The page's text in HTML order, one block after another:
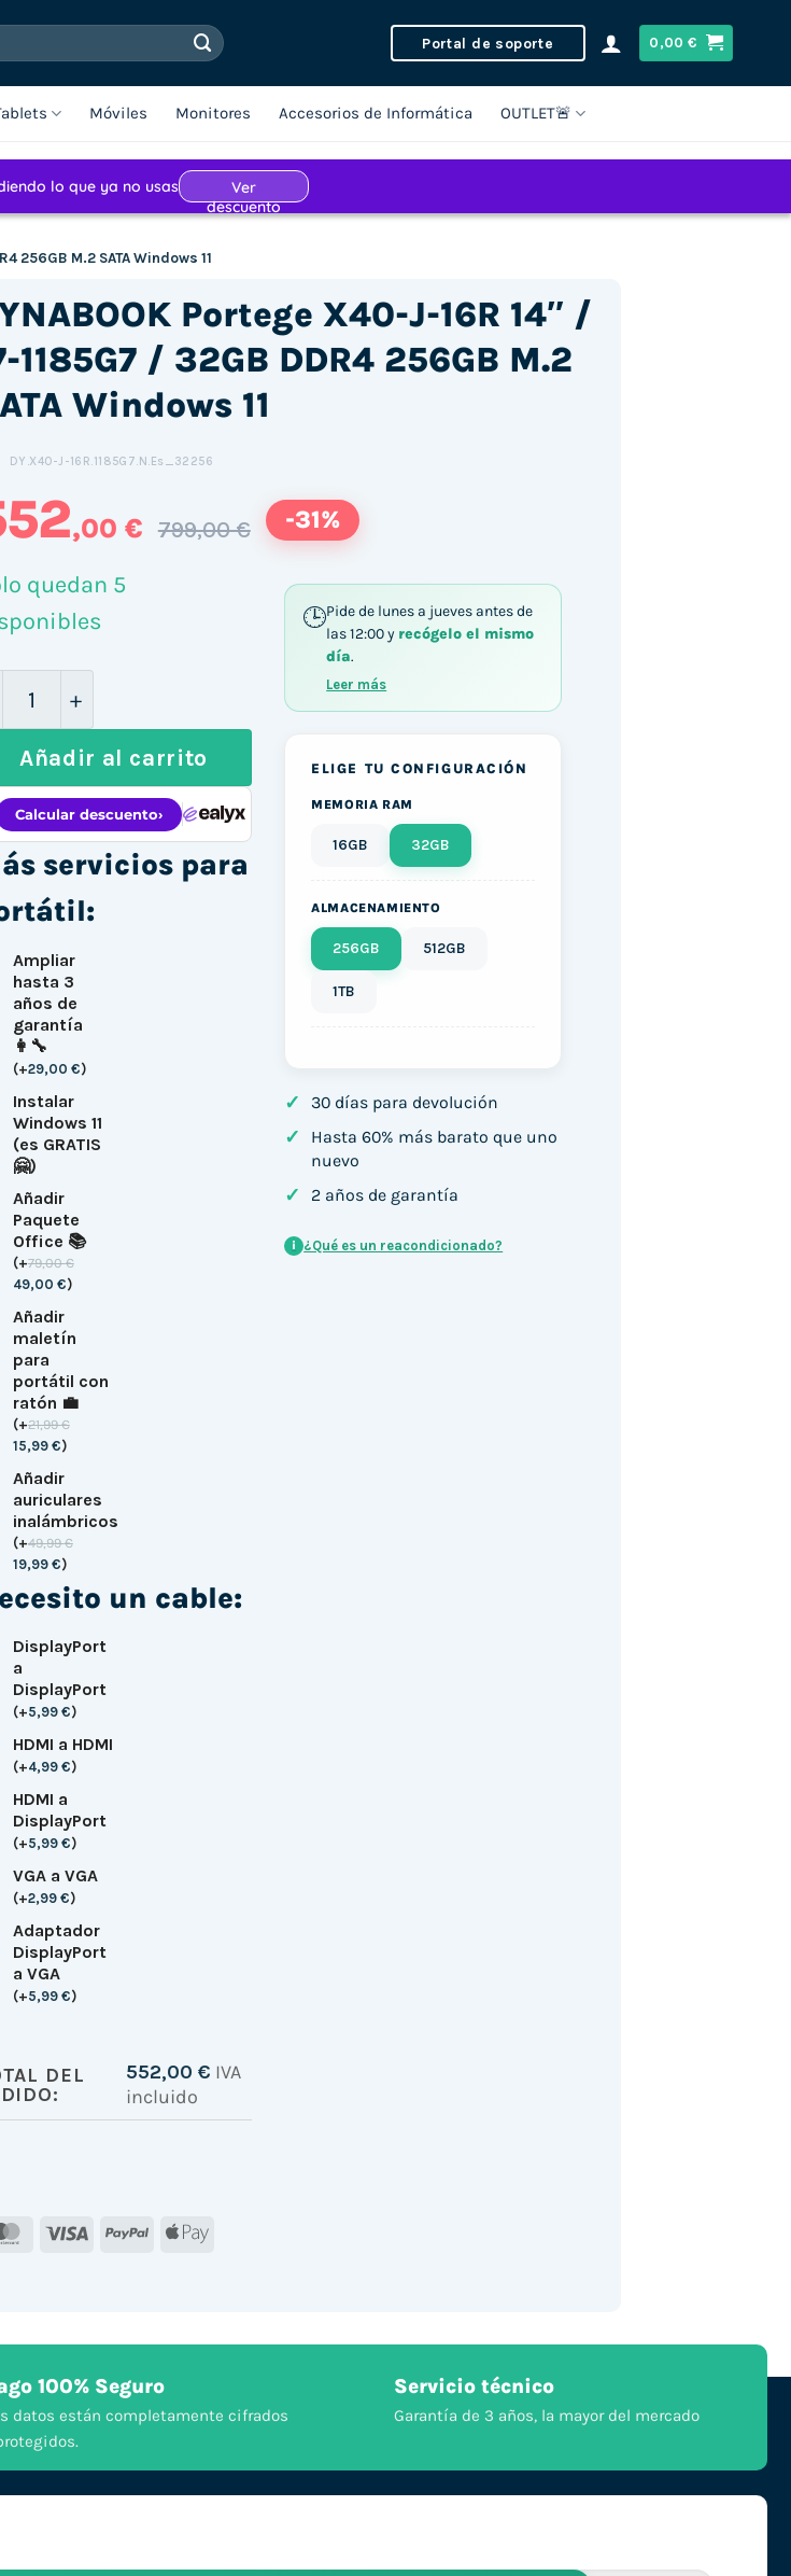
Portal de soporte 0,00€
Móviles Monitores Accesorios de Informática OUTLET🚨
256GB M.2 SATA Windows 11
Portege X40-J-16R 14″ /
1185G7 / 32GB DDR4 256GB M.2
Windows 11
DY.X40-J-16R.1185G7.N.Es_32256
,00 € 799,00 € -31%
quedan 5
Portege X40-J-16R 14" / i7-1185G7 / 32GB DDR4 256GB M.2 SATA
Añadir al carrito
servicios para
Ampliar
hasta 3
años de
garantía
👩‍🔧
(+29,00 €)
Instalar
Windows 11
(es GRATIS
🤗)
Añadir
Paquete
Office 📚
(+79,00€
49,00 €)
Añadir
maletín
para
portátil con
ratón 💼
(+21,99€
15,99 €)
Añadir
auriculares
inalámbricos
(+49,99€
19,99 €)
un cable:
DisplayPort
a
DisplayPort
(+5,99 €)
HDMI a HDMI
(+4,99 €)
HDMI a
DisplayPort
(+5,99 €)
VGA a VGA
(+2,99 €)
Adaptador
DisplayPort
a VGA
(+5,99 €)
DEL
552,00 € IVA
incluido
MasterCard
Visa PayPal Apple
Pide de lunes a jueves antes de
las 12:00 y recógelo el mismo
día.
Leer más
ELIGE TU CONFIGURACIÓN
MEMORIA RAM
16GB 32GB
ALMACENAMIENTO
256GB 512GB
1TB
✓ 30 días para devolución
✓
Hasta 60% más barato que uno
nuevo
✓ 2 años de garantía
i ¿Qué es un reacondicionado?
100% Seguro
datos están completamente cifrados
Servicio técnico
Garantía de 3 años, la mayor del mercado